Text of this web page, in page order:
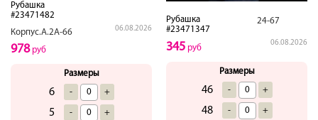
Рубашка
#23471482
Корпус.А.2А-66
06.08.2026
978руб
Размеры
6 - +
5 - +
Рубашка
#23471347
24-67
06.08.2026
345 руб
Размеры
46 - +
48 - +